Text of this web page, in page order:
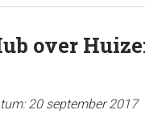
over
20 september 2017